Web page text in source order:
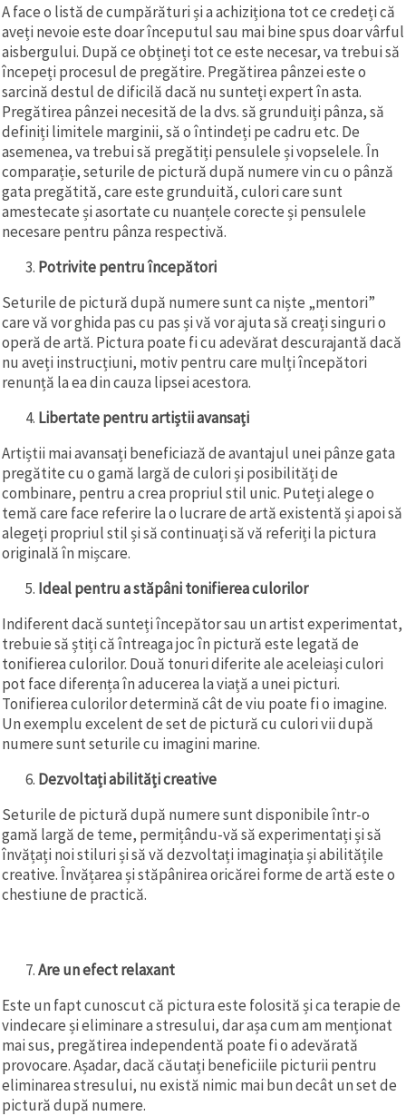
A face o listă de cumpărături și a achiziționa tot ce credeți că
aveți nevoie este doar începutul sau mai bine spus doar vârful
aisbergului. După ce obțineți tot ce este necesar, va trebui să
începeți procesul de pregătire. Pregătirea pânzei este o
sarcină destul de dificilă dacă nu sunteți expert în asta.
Pregătirea pânzei necesită de la dvs. să grunduiți pânza, să
definiți limitele marginii, să o întindeți pe cadru etc. De
asemenea, va trebui să pregătiți pensulele și vopselele. În
comparație, seturile de pictură după numere vin cu o pânză
gata pregătită, care este grunduită, culori care sunt
amestecate și asortate cu nuanțele corecte și pensulele
necesare pentru pânza respectivă.
Potrivite pentru începători
Seturile de pictură după numere sunt ca niște „mentori”
care vă vor ghida pas cu pas și vă vor ajuta să creați singuri o
operă de artă. Pictura poate fi cu adevărat descurajantă dacă
nu aveți instrucțiuni, motiv pentru care mulți începători
renunță la ea din cauza lipsei acestora.
Libertate pentru artiștii avansați
Artiștii mai avansați beneficiază de avantajul unei pânze gata
pregătite cu o gamă largă de culori și posibilități de
combinare, pentru a crea propriul stil unic. Puteți alege o
temă care face referire la o lucrare de artă existentă și apoi să
alegeți propriul stil și să continuați să vă referiți la pictura
originală în mișcare.
Ideal pentru a stăpâni tonifierea culorilor
Indiferent dacă sunteți începător sau un artist experimentat,
trebuie să știți că întreaga joc în pictură este legată de
tonifierea culorilor. Două tonuri diferite ale aceleiași culori
pot face diferența în aducerea la viață a unei picturi.
Tonifierea culorilor determină cât de viu poate fi o imagine.
Un exemplu excelent de set de pictură cu culori vii după
numere sunt seturile cu imagini marine.
Dezvoltați abilități creative
Seturile de pictură după numere sunt disponibile într-o
gamă largă de teme, permițându-vă să experimentați și să
învățați noi stiluri și să vă dezvoltați imaginația și abilitățile
creative. Învățarea și stăpânirea oricărei forme de artă este o
chestiune de practică.
Are un efect relaxant
Este un fapt cunoscut că pictura este folosită și ca terapie de
vindecare și eliminare a stresului, dar așa cum am menționat
mai sus, pregătirea independentă poate fi o adevărată
provocare. Așadar, dacă căutați beneficiile picturii pentru
eliminarea stresului, nu există nimic mai bun decât un set de
pictură după numere.